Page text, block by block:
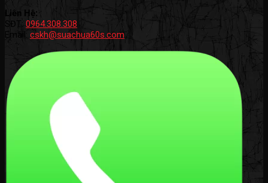
Liên Hệ:
SĐT: 0964.308.308
Email: cskh@suachua60s.com